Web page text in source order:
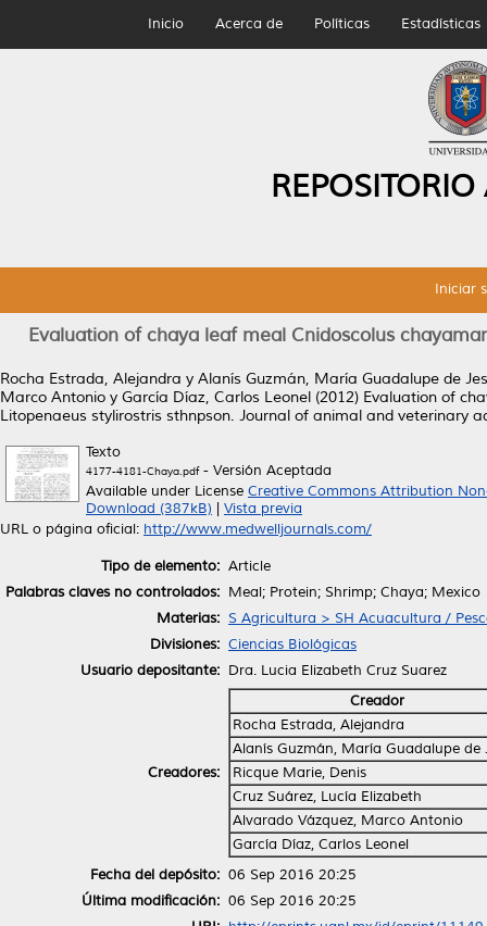
Inicio Acerca de Políticas Estadísticas
Iniciar
Evaluation of chaya leaf meal Cnidoscolus
Rocha Estrada, Alejandra y Alanís Guzmán, María Guadalupe de
Marco Antonio y García Díaz, Carlos Leonel (2012) Evaluation of
Litopenaeus stylirostris sthnpson. Journal of animal and veterinary
Texto
4177-4181-Chaya.pdf- Versión Aceptada
Available under License Creative Commons Attribution
Download (387kB)
Vista previa
URL o página oficial: http://www.medwelljournals.com/
Tipo de elemento: Article
Palabras claves no controlados: Meal; Protein; Shrimp; Chaya; Mexico
Materias: S Agricultura > SH Acuacultura /
Divisiones: Ciencias Biológicas
Usuario depositante: Dra. Lucia Elizabeth Cruz Suarez
Creadores:
Creador
Rocha Estrada, Alejandra
Alanís Guzmán, María Guadalupe de
Ricque Marie, Denis
Cruz Suárez, Lucía Elizabeth
Alvarado Vázquez, Marco Antonio
García Díaz, Carlos Leonel
Fecha del depósito: 06 Sep 2016 20:25
Última modificación: 06 Sep 2016 20:25